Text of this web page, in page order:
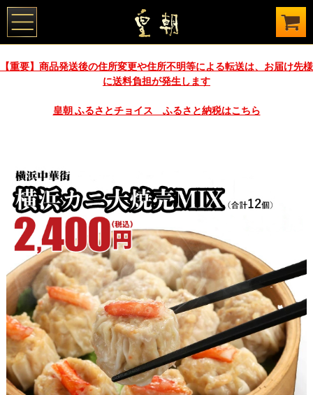
【重要】商品発送後の住所変更や住所不明等による転送は、お届け先様
に送料負担が発生します
皇朝 ふるさとチョイス ふるさと納税はこちら